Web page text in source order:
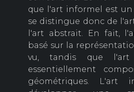
que l'art informel est
se distingue donc de
l'art abstrait. En fait,
basé sur la
vu, tandis que l'art
essentiellement
géométriques. L'art